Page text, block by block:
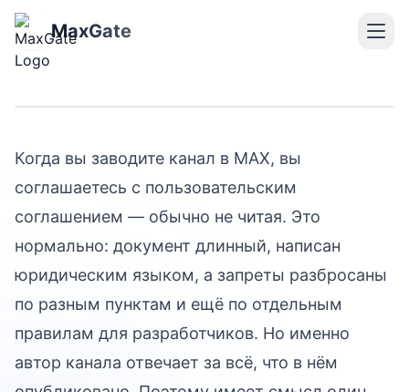
MaxGate
мессенджера понятным
языком
Когда вы заводите канал в MAX, вы
соглашаетесь с пользовательским
соглашением — обычно не читая. Это
нормально: документ длинный, написан
юридическим языком, а запреты разбросаны
по разным пунктам и ещё по отдельным
правилам для разработчиков. Но именно
автор канала отвечает за всё, что в нём